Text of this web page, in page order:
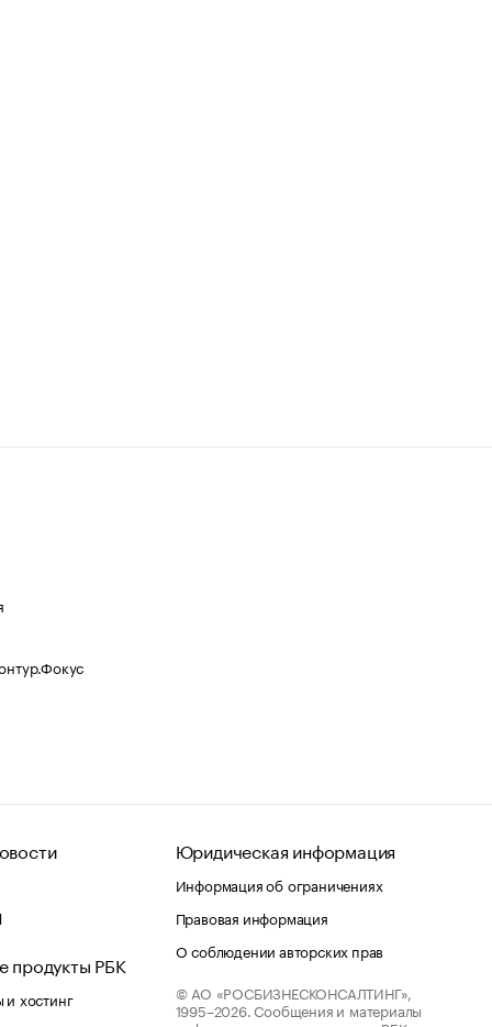
продукты РБК
хостинг
Юридическая информация
Информация об ограничениях
Правовая информация
О соблюдении авторских прав
© АО «РОСБИЗНЕСКОНСАЛТИНГ»,
1995–2026. Сообщения и материалы